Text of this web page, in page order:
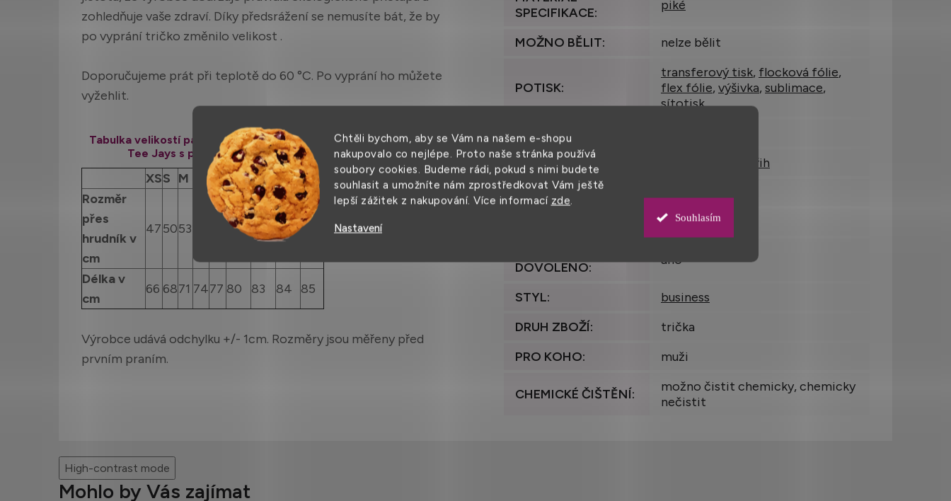
Chtěli bychom, aby se Vám na našem e-shopu
nakupovalo co nejlépe. Proto naše stránka používá
soubory cookies. Budeme rádi, pokud s nimi budete
souhlasit a umožníte nám zprostředkovat Vám ještě
lepší zážitek z nakupování. Více informací zde.
Nastavení
Souhlasím
zohledňuje vaše zdraví. Díky předsrážení se nemusíte bát, že by
po vyprání tričko změnilo velikost .
Doporučujeme prát při teplotě do 60 °C. Po vyprání ho můžete
vyžehlit.
Tabulka velikostí pánské Heavy polokošile
Tee Jays s pevnou texturou
XSS M XL2XL3XL4XL5XL
Rozměr
přes
hrudník v
cm
475053 62 65 68 71
Délka v
cm
66 6871 7477 80 83 84 85
Výrobce udává odchylku +/- 1cm. Rozměry jsou měřeny před
prvním praním.
SPECIFIKACE: piké
MOŽNO BĚLIT: nelze bělit
POTISK:
transferový tisk, flocková fólie,
flex fólie, výšivka, sublimace,
sítotisk
PRANÍ:
STŘIH:
klasický rovný střih
VÁHA :
Bangladéš
DOVOLENO: ano
STYL:
business
DRUH ZBOŽÍ:
trička
PRO KOHO: muži
CHEMICKÉ ČIŠTĚNÍ:
možno čistit chemicky, chemicky
nečistit
High-contrast mode
Mohlo by Vás zajímat